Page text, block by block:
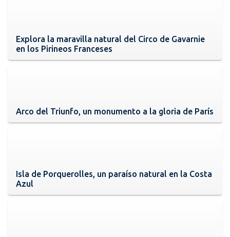
Explora la maravilla natural del Circo de Gavarnie
en los Pirineos Franceses
Arco del Triunfo, un monumento a la gloria de París
Isla de Porquerolles, un paraíso natural en la Costa
Azul